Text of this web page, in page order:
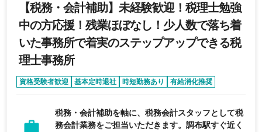
【税務・会計補助】未経験歓迎！税理士勉強
中の方応援！残業ほぼなし！少人数で落ち着
いた事務所で着実のステップアップできる税
理士事務所
資格受験者歓迎 基本定時退社 時短勤務あり
有給消化推奨
残業少なめ
税務・会計補助を軸に、税務会計スタッフとして税
務会計業務をご担当いただきます。調布駅すぐ近く